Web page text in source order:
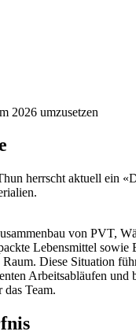
2026 umzusetzen
herrscht aktuell ein
von PVT,
Lebensmittel sowie
Diese Situation
Arbeitsabläufen und
das Team.